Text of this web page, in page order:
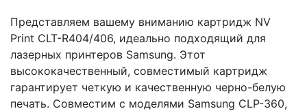
Представляем вашему вниманию картридж NV
Print CLT-R404/406, идеально подходящий для
лазерных принтеров Samsung. Этот
высококачественный, совместимый картридж
гарантирует четкую и качественную черно-белую
печать. Совместим с моделями Samsung CLP-360,